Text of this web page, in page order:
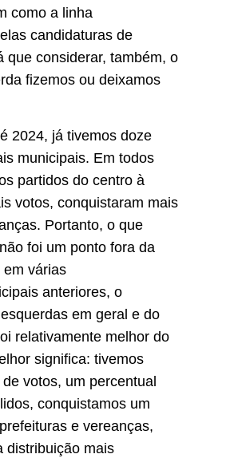
como a linha
candidaturas de
que considerar, também, o
fizemos ou deixamos
2024, já tivemos doze
municipais. Em todos
partidos do centro à
votos, conquistaram mais
Portanto, o que
foi um ponto fora da
em várias
anteriores, o
em geral e do
relativamente melhor do
significa: tivemos
votos, um percentual
conquistamos um
e vereanças,
distribuição mais